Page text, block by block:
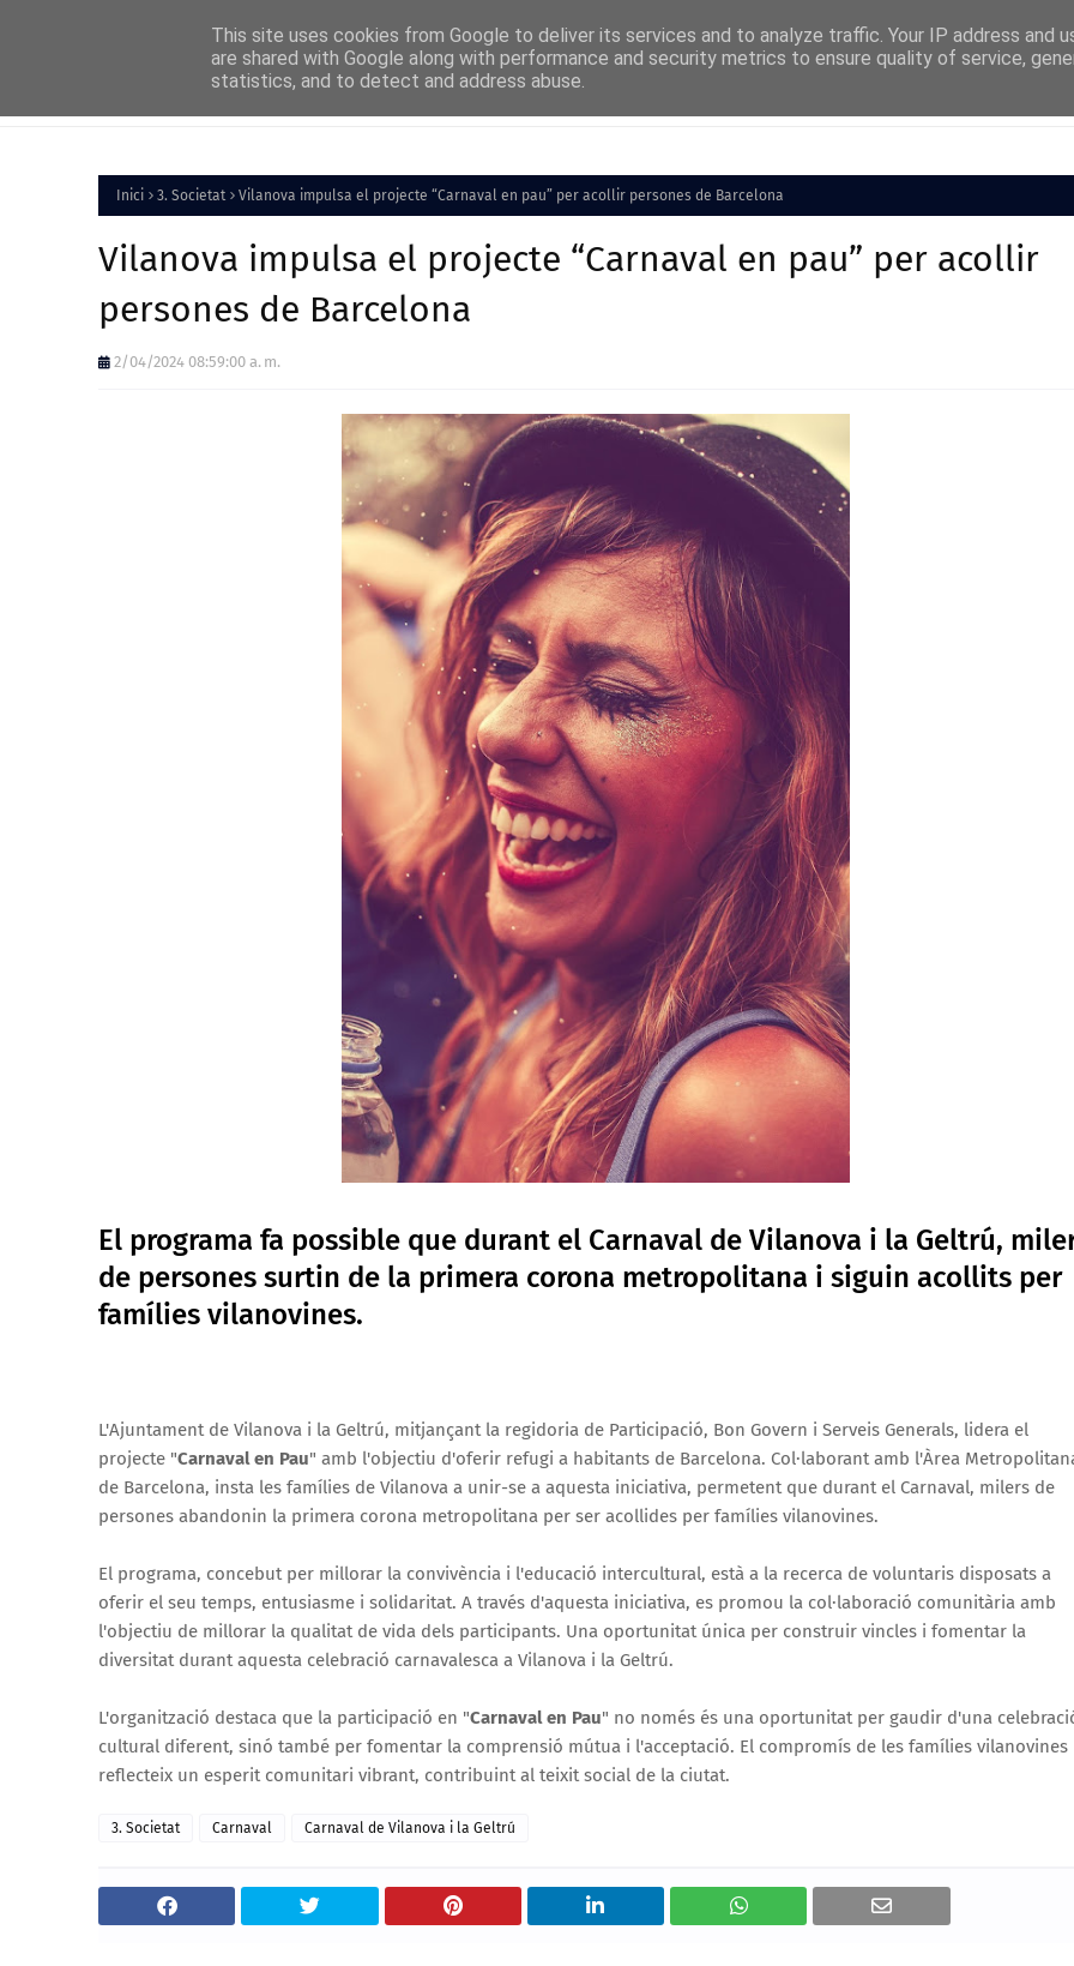
Inici Política
Inici 3. Societat Vilanova impulsa el projecte “Carnaval en pau” per acollir persones de Barcelona
Vilanova impulsa el projecte “Carnaval en pau” per acollir
persones de Barcelona
2/04/2024 08:59:00 a. m.
El programa fa possible que durant el Carnaval de Vilanova i la Geltrú,
de persones surtin de la primera corona metropolitana i siguin acollits per
famílies vilanovines.
L'Ajuntament de Vilanova i la Geltrú, mitjançant la regidoria de Participació, Bon Govern i Serveis Generals, lidera el
projecte "Carnaval en Pau" amb l'objectiu d'oferir refugi a habitants de Barcelona. Col·laborant amb l'Àrea
de Barcelona, insta les famílies de Vilanova a unir-se a aquesta iniciativa, permetent que durant el Carnaval, milers de
persones abandonin la primera corona metropolitana per ser acollides per famílies vilanovines.
El programa, concebut per millorar la convivència i l'educació intercultural, està a la recerca de voluntaris disposats a
oferir el seu temps, entusiasme i solidaritat. A través d'aquesta iniciativa, es promou la col·laboració comunitària amb
l'objectiu de millorar la qualitat de vida dels participants. Una oportunitat única per construir vincles i fomentar la
diversitat durant aquesta celebració carnavalesca a Vilanova i la Geltrú.
L'organització destaca que la participació en "Carnaval en Pau" no només és una oportunitat per gaudir d'una
cultural diferent, sinó també per fomentar la comprensió mútua i l'acceptació. El compromís de les famílies vilanovines
reflecteix un esperit comunitari vibrant, contribuint al teixit social de la ciutat.
3. Societat Carnaval Carnaval de Vilanova i la Geltrú
This site uses cookies from Google to deliver its services and to analyze traffic. Your IP address and
are shared with Google along with performance and security metrics to ensure quality of service,
statistics, and to detect and address abuse.